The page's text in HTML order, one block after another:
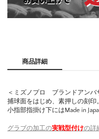
商品詳細
＜ミズノプロ ブランドアン
捕球面をはじめ、素押しの刻印。
小指部指掛け下にはMade in
グラブの加工の実戦型付けの詳